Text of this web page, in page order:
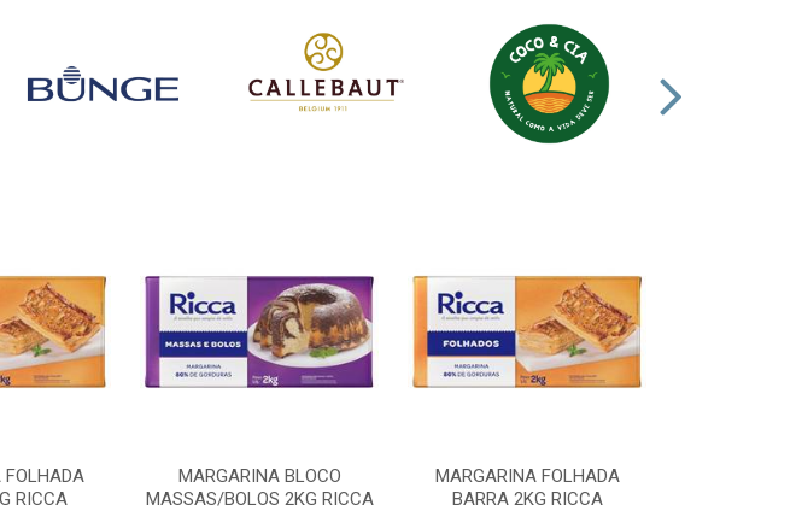
FOLHADA
RICCA
MARGARINA BLOCO
MASSAS/BOLOS 2KG RICCA
MARGARINA FOLHADA
BARRA 2KG RICCA